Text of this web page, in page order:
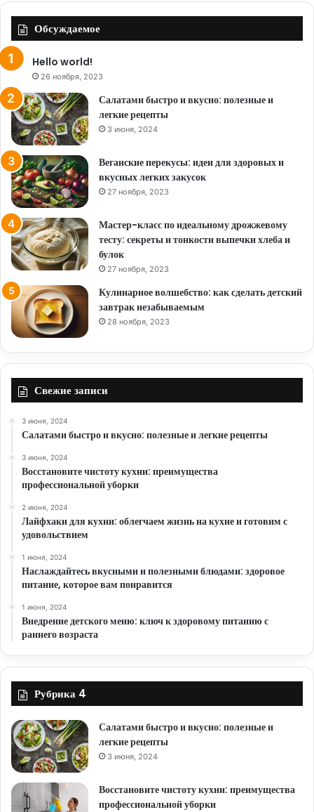
Обсуждаемое
Hello world!
26 ноября, 2023
Салатами быстро и вкусно: полезные и
легкие рецепты
3 июня, 2024
Веганские перекусы: идеи для здоровых и
вкусных легких закусок
27 ноября, 2023
Мастер-класс по идеальному дрожжевому
тесту: секреты и тонкости выпечки хлеба и
булок
27 ноября, 2023
Кулинарное волшебство: как сделать детский
завтрак незабываемым
28 ноября, 2023
Свежие записи
3 июня, 2024
Салатами быстро и вкусно: полезные и легкие рецепты
3 июня, 2024
Восстановите чистоту кухни: преимущества
профессиональной уборки
2 июня, 2024
Лайфхаки для кухни: облегчаем жизнь на кухне и готовим с
удовольствием
1 июня, 2024
Наслаждайтесь вкусными и полезными блюдами: здоровое
питание, которое вам понравится
1 июня, 2024
Внедрение детского меню: ключ к здоровому питанию с
раннего возраста
Рубрика 4
Салатами быстро и вкусно: полезные и
легкие рецепты
3 июня, 2024
Восстановите чистоту кухни: преимущества
профессиональной уборки